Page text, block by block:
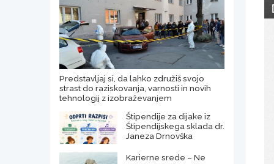
Predstavljaj si, da lahko združiš svojo
strast do raziskovanja, varnosti in novih
tehnologij z izobraževanjem
Štipendije za dijake iz
Štipendijskega sklada dr.
Janeza Drnovška
Karierne srede – Ne